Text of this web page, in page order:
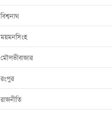
বিশ্বনাথ
ময়মনসিংহ
মৌলভীবাজার
রংপুর
রাজনীতি